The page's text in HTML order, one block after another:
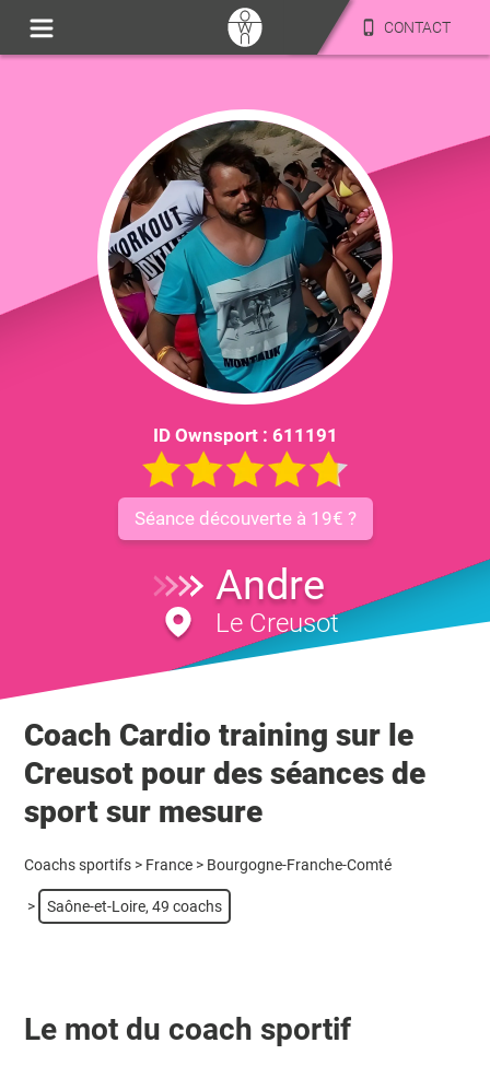
CONTACT
ID Ownsport : 611191
Séance découverte à 19€ ?
Andre
Le Creusot
Coach Cardio training sur le
Creusot pour des séances de
sport sur mesure
Coachs sportifs > France > Bourgogne-Franche-Comté
> Saône-et-Loire, 49 coachs
Le mot du coach sportif